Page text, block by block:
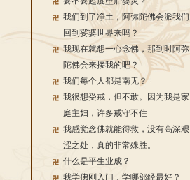
我们到了净土，阿弥陀佛会派我们
回到娑婆世界来吗？
我现在就想一心念佛，那到时阿弥
陀佛会来接我的吧？
我们每个人都是南无？
我很想受戒，但不敢。因为我是家
庭主妇，许多戒守不住
我感觉念佛就能得救，没有高深艰
涩之处，真的非常殊胜。
什么是平生业成？
我学佛刚入门，学哪部经最好？